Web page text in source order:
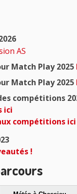
AS
Match Play 2025
Match Play 2025
compétitions
ici
compétitions ici
!